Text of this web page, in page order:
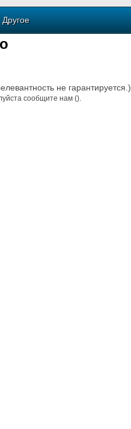
Другое
не гарантируется.)
сообщите нам ().